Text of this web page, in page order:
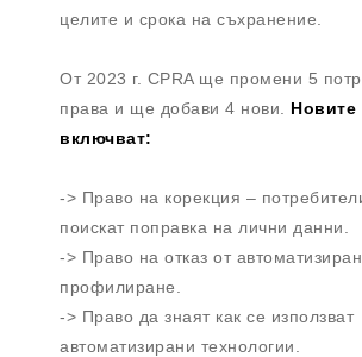
целите и срока на съхранение.
От 2023 г. CPRA ще промени 5
права и ще добави 4 нови. Новите
включват:
-> Право на корекция –
поискат поправка на лични данни.
-> Право на отказ от
профилиране.
-> Право да знаят как се използват
автоматизирани технологии.